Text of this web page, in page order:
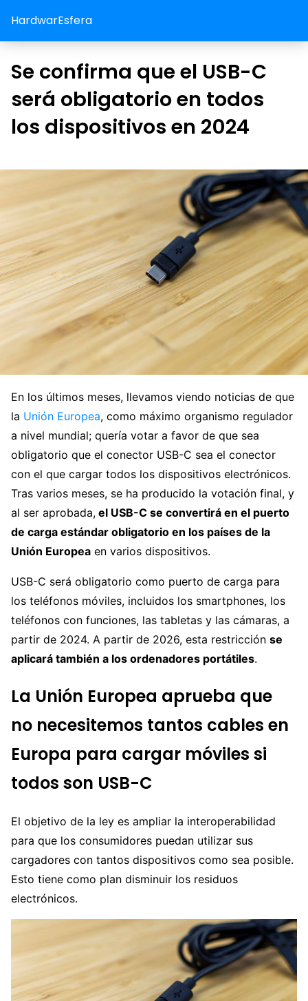
HardwarEsfera
Se confirma que el USB-C
será obligatorio en todos
los dispositivos en 2024
En los últimos meses, llevamos viendo noticias de que
la Unión Europea, como máximo organismo regulador
a nivel mundial; quería votar a favor de que sea
obligatorio que el conector USB-C sea el conector
con el que cargar todos los dispositivos electrónicos.
Tras varios meses, se ha producido la votación final, y
al ser aprobada, el USB-C se convertirá en el puerto
de carga estándar obligatorio en los países de la
Unión Europea en varios dispositivos.
USB-C será obligatorio como puerto de carga para
los teléfonos móviles, incluidos los smartphones, los
teléfonos con funciones, las tabletas y las cámaras, a
partir de 2024. A partir de 2026, esta restricción se
aplicará también a los ordenadores portátiles.
La Unión Europea aprueba que
no necesitemos tantos cables en
Europa para cargar móviles si
todos son USB-C
El objetivo de la ley es ampliar la interoperabilidad
para que los consumidores puedan utilizar sus
cargadores con tantos dispositivos como sea posible.
Esto tiene como plan disminuir los residuos
electrónicos.